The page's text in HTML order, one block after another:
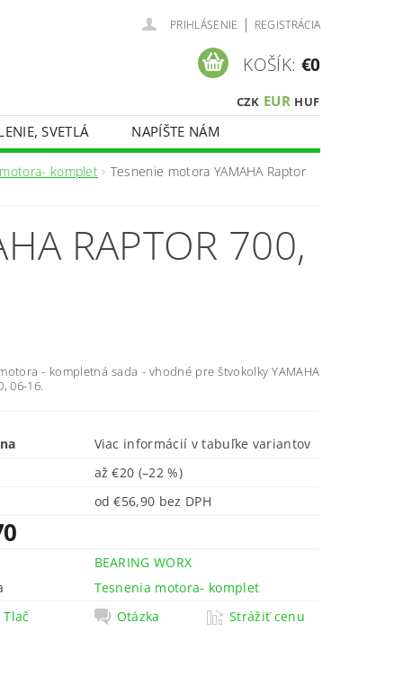
PRIHLÁSENIE | REGISTRÁCIA
CZK EUR HUF
KOŠÍK: €0
SVETLÁ NAPÍŠTE NÁM
komplet Tesnenie motora YAMAHA Raptor
RAPTOR 700,
- kompletná sada - vhodné pre štvokolky YAMAHA
06-16.
Viac informácií v tabuľke variantov
až€20 (–22 %)
od €56,90 bez DPH
BEARING WORX
Tesnenia motora- komplet
Tlač
Otázka Strážiť cenu